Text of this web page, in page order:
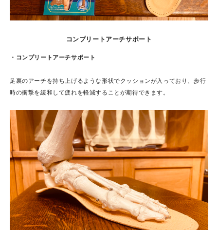
コンプリートアーチサポート
・ コンプリートアーチサポート
足裏のアーチを持ち上げるような形状でクッションが入っており、歩行
時の衝撃を緩和して疲れを軽減することが期待できます。